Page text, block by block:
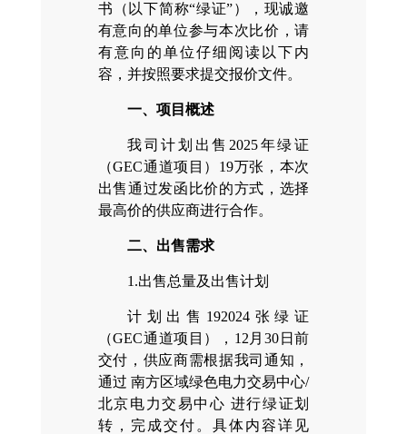
书（以下简称“绿证”），现诚邀
有意向的单位参与本次比价，请
有意向的单位仔细阅读以下内
容，并按照要求提交报价文件。
一、项目概述
我司计划出售2025年绿证
（GEC通道项目）19万张，本次
出售通过发函比价的方式，选择
最高价的供应商进行合作。
二、出售需求
1.出售总量及出售计划
计划出售192024张绿证
（GEC通道项目），12月30日前
交付，供应商需根据我司通知，
通过 南方区域绿色电力交易中心/
北京电力交易中心 进行绿证划
转，完成交付。具体内容详见